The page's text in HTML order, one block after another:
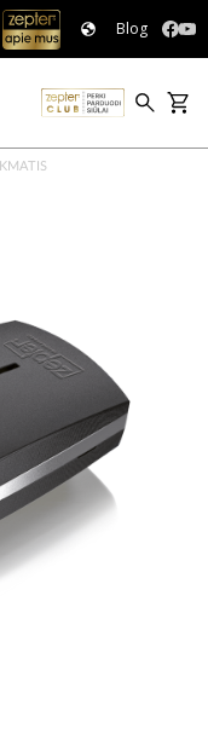
Blog